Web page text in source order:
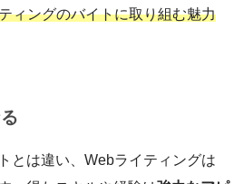
ィングのバイトに取り組む魅力
とは違い、Webライティングは